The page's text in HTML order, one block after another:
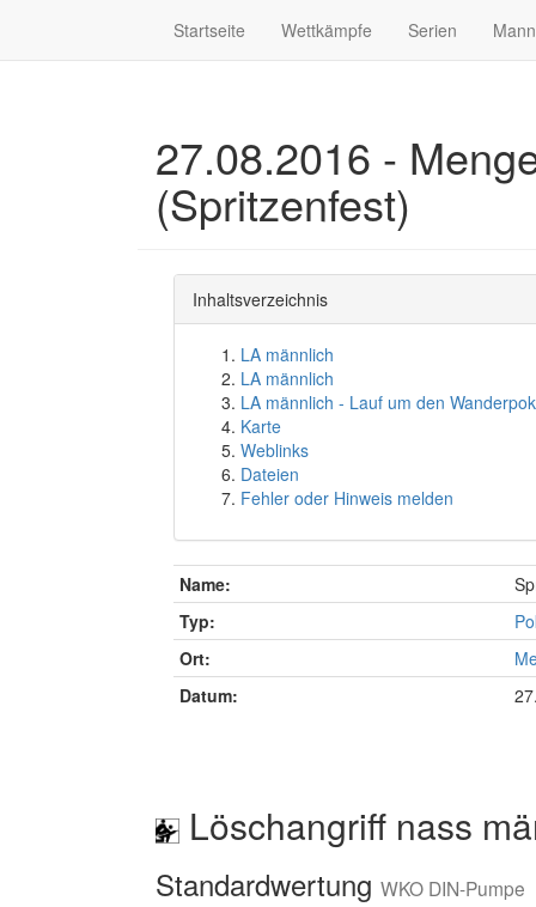
Startseite Wettkämpfe Serien
27.08.2016 -
(Spritzenfest)
Inhaltsverzeichnis
LA männlich
LA männlich
LA männlich - Lauf um den
Karte
Weblinks
Dateien
Fehler oder Hinweis melden
Name:
Typ:
Ort:
Datum:
Löschangriff nass
Standardwertung WKO DIN-Pumpe